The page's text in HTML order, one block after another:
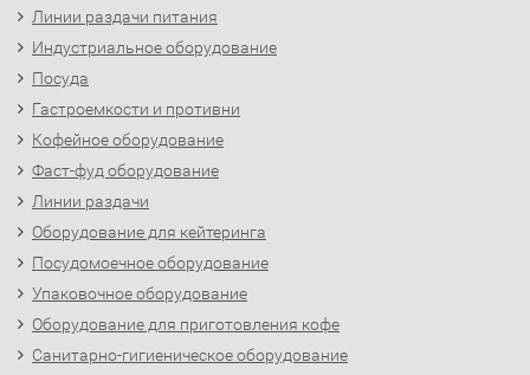
Линии раздачи питания
Индустриальное оборудование
Посуда
Гастроемкости и противни
Кофейное оборудование
Фаст-фуд оборудование
Линии раздачи
Оборудование для кейтеринга
Посудомоечное оборудование
Упаковочное оборудование
Оборудование для приготовления кофе
Санитарно-гигиеническое оборудование